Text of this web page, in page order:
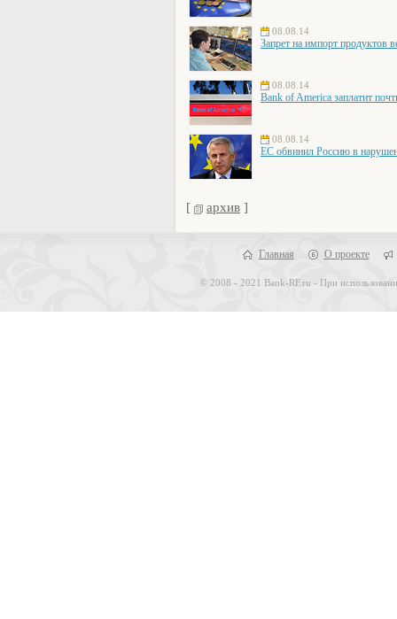
08.08.14
Запрет на импорт продуктов
08.08.14
Bank of America заплатит
08.08.14
ЕС обвинил Россию в
[ архив ]
Главная О проекте
© 2008 - 2021 Bank-RF.ru - При